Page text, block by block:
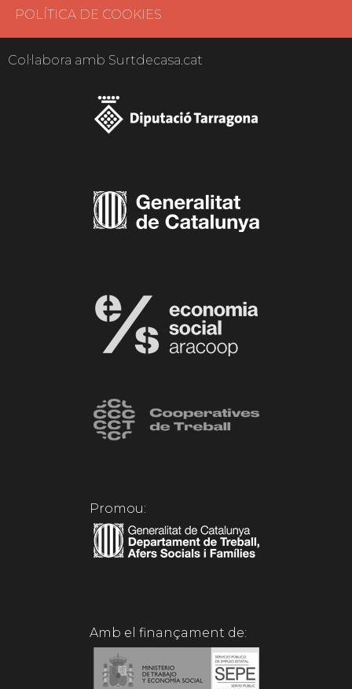
POLÍTICA DE COOKIES
Col·labora amb Surtdecasa.cat
Promou:
Amb el finançament de: